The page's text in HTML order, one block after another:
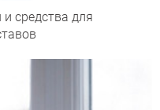
средства для